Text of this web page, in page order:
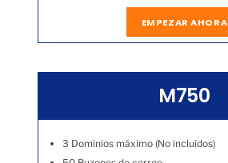
EMPEZAR AHORA
M750
3 Dominios máximo (No incluídos)